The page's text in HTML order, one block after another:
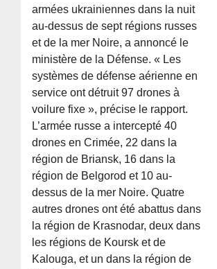
armées ukrainiennes dans la nuit
au-dessus de sept régions russes
et de la mer Noire, a annoncé le
ministère de la Défense. « Les
systèmes de défense aérienne en
service ont détruit 97 drones à
voilure fixe », précise le rapport.
L’armée russe a intercepté 40
drones en Crimée, 22 dans la
région de Briansk, 16 dans la
région de Belgorod et 10 au-
dessus de la mer Noire. Quatre
autres drones ont été abattus dans
la région de Krasnodar, deux dans
les régions de Koursk et de
Kalouga, et un dans la région de